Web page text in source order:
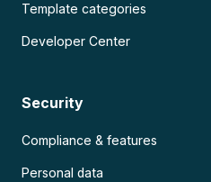
Template categories
Developer Center
Security
Compliance & features
Personal data